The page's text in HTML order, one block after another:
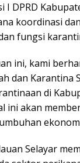
I DPRD
koordinasi
fungsi
ini, kami
dan Karantina
di
ini akan
Selayar